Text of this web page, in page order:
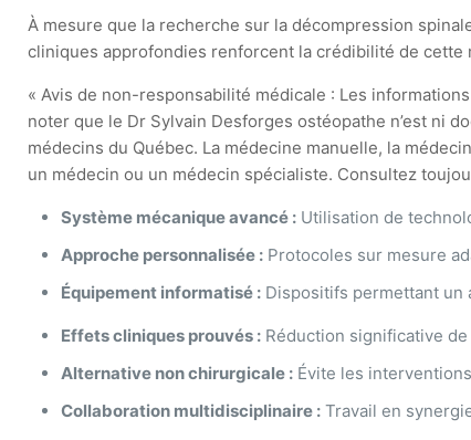
À mesure que la recherche sur la décompression
cliniques approfondies renforcent la crédibilité de
« Avis de non-responsabilité médicale : Les
noter que le Dr Sylvain Desforges ostéopathe n’est ni
médecins du Québec. La médecine manuelle, la
un médecin ou un médecin spécialiste. Consultez
Système mécanique avancé : Utilisation de
Approche personnalisée : Protocoles sur mesure
Équipement informatisé : Dispositifs permettant un
Effets cliniques prouvés : Réduction significative
Alternative non chirurgicale : Évite les
Collaboration multidisciplinaire : Travail en